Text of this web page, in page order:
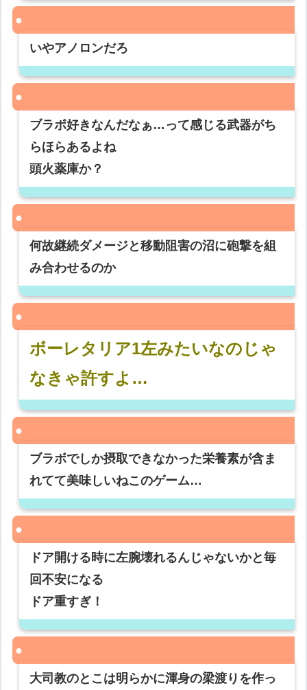
いやアノロンだろ
ブラボ好きなんだなぁ…って感じる武器がち
らほらあるよね
頭火薬庫か？
何故継続ダメージと移動阻害の沼に砲撃を組
み合わせるのか
ボーレタリア1左みたいなのじゃ
なきゃ許すよ…
ブラボでしか摂取できなかった栄養素が含ま
れてて美味しいねこのゲーム…
ドア開ける時に左腕壊れるんじゃないかと毎
回不安になる
ドア重すぎ！
大司教のとこは明らかに渾身の梁渡りを作っ